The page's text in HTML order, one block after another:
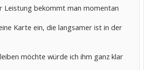
Leistung bekommt man momentan
Karte ein, die langsamer ist in der
möchte würde ich ihm ganz klar